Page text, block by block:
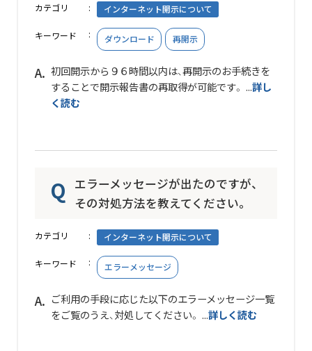
カテゴリ インターネット開示について
キーワード ダウンロード 再開示
初回開示から９６時間以内は、再開示のお手続きを
することで開示報告書の再取得が可能です。 ...詳し
く読む
エラーメッセージが出たのですが、
その対処方法を教えてください。
カテゴリ インターネット開示について
キーワード エラーメッセージ
ご利用の手段に応じた以下のエラーメッセージ一覧
をご覧のうえ、対処してください。 ...詳しく読む